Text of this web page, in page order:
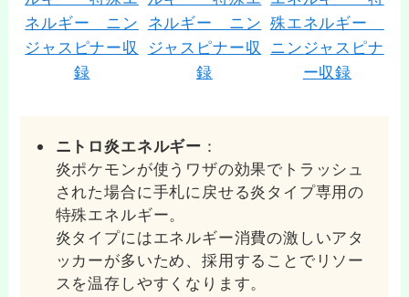
ニトロ炎エネルギー ：
炎ポケモンが使うワザの効果でトラッシュ
された場合に手札に戻せる炎タイプ専用の
特殊エネルギー。
炎タイプにはエネルギー消費の激しいアタ
ッカーが多いため、採用することでリソー
スを温存しやすくなります。